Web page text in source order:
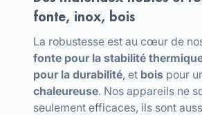
fonte, inox, bois
La robustesse est au cœur de
fonte pour la stabilité
pour la durabilité, et bois pour
chaleureuse. Nos appareils ne
seulement efficaces, ils sont